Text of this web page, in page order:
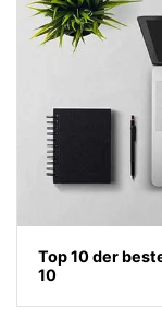
Top 10 der
10